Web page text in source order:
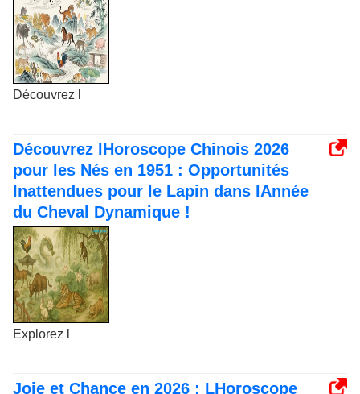
Découvrez l
Découvrez lHoroscope Chinois 2026
pour les Nés en 1951 : Opportunités
Inattendues pour le Lapin dans lAnnée
du Cheval Dynamique !
Explorez l
Joie et Chance en 2026 : LHoroscope